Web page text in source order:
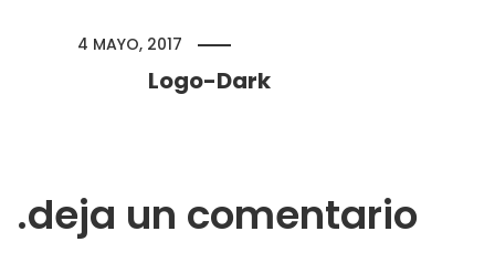
4 MAYO, 2017
Logo-Dark
deja un comentario